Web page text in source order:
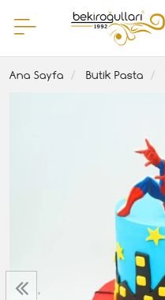
Ana Sayfa Butik Pasta
‹